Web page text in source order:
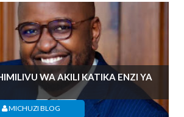
WA AKILI KATIKA ENZI YA
MICHUZI BLOG